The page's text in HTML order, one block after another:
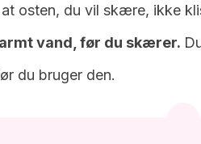
osten, du vil skære, ikke
vand, før du skærer.
du bruger den.